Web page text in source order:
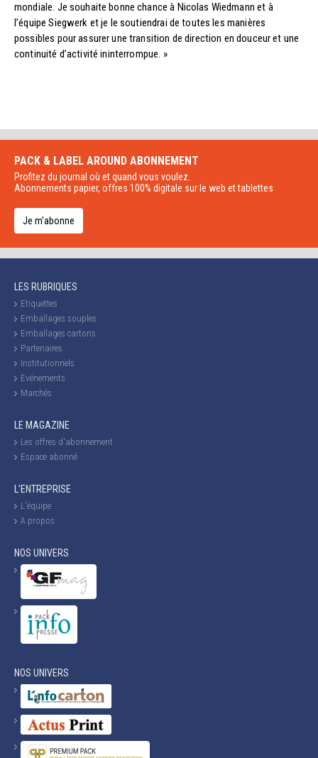
mondiale. Je souhaite bonne chance à Nicolas Wiedmann et à
l’équipe Siegwerk et je le soutiendrai de toutes les manières
possibles pour assurer une transition de direction en douceur et une
continuité d’activité ininterrompue. »
PACK & LABEL AROUND ABONNEMENT
Profitez du journal où et quand vous voulez.
Abonnements papier, offres 100% digitale sur le web et tablettes
Je m'abonne
LES RUBRIQUES
Etiquettes
Emballages souples
Emballages cartons
Partenaires
Institutionnels
Evénements
Marchés
LE MAGAZINE
Les offres d'abonnement
Espace abonné
L'ENTREPRISE
L'équipe
A propos
NOS UNIVERS
NOS UNIVERS